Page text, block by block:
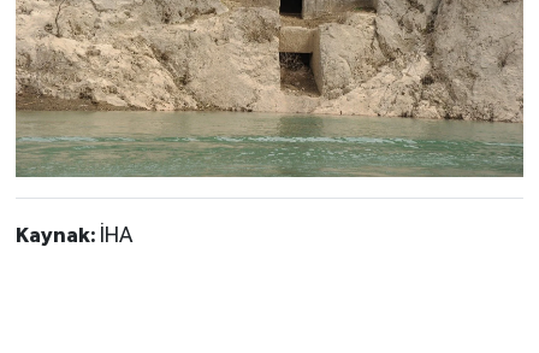
Kaynak: İHA